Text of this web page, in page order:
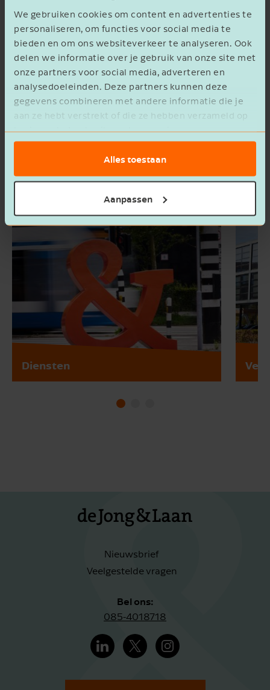
We gebruiken cookies om content en advertenties te
personaliseren, om functies voor social media te
bieden en om ons websiteverkeer te analyseren. Ook
delen we informatie over je gebruik van onze site met
onze partners voor social media, adverteren en
analysedoeleinden. Deze partners kunnen deze
gegevens combineren met andere informatie die je
aan ze hebt verstrekt of die ze hebben verzameld op
basis van het gebruik van hun services.
Alles toestaan
Aanpassen
Ik ga akkoord met hetprivacy statement
Verzenden
Diensten
Nieuwsbrief
Veelgestelde vragen
Bel ons:
085-4018718